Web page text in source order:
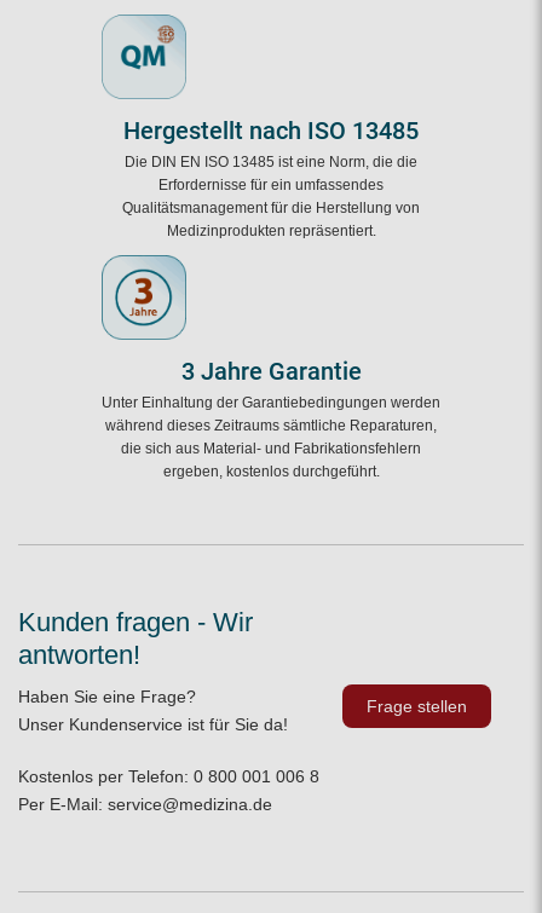
Hergestellt nach ISO 13485
Die DIN EN ISO 13485 ist eine Norm, die die
Erfordernisse für ein umfassendes
Qualitätsmanagement für die Herstellung von
Medizinprodukten repräsentiert.
3 Jahre Garantie
Unter Einhaltung der Garantiebedingungen werden
während dieses Zeitraums sämtliche Reparaturen,
die sich aus Material- und Fabrikationsfehlern
ergeben, kostenlos durchgeführt.
Kunden fragen - Wir
antworten!
Haben Sie eine Frage?
Unser Kundenservice ist für Sie da!
Kostenlos per Telefon: 0 800 001 006 8
Per E-Mail: service@medizina.de
Frage stellen